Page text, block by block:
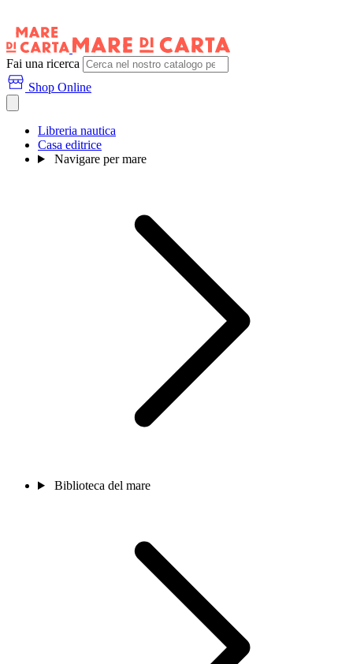
Fai una ricerca
Shop Online
Libreria nautica
Casa editrice
Navigare per mare
Biblioteca del mare